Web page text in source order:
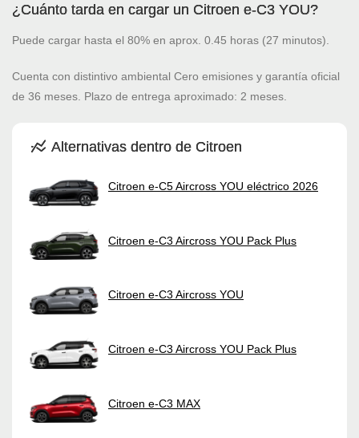
¿Cuánto tarda en cargar un Citroen e-C3 YOU?
Puede cargar hasta el 80% en aprox. 0.45 horas (27 minutos).
Cuenta con distintivo ambiental Cero emisiones y garantía oficial
de 36 meses. Plazo de entrega aproximado: 2 meses.
Alternativas dentro de Citroen
Citroen e-C5 Aircross YOU eléctrico 2026
Citroen e-C3 Aircross YOU Pack Plus
Citroen e-C3 Aircross YOU
Citroen e-C3 Aircross YOU Pack Plus
Citroen e-C3 MAX